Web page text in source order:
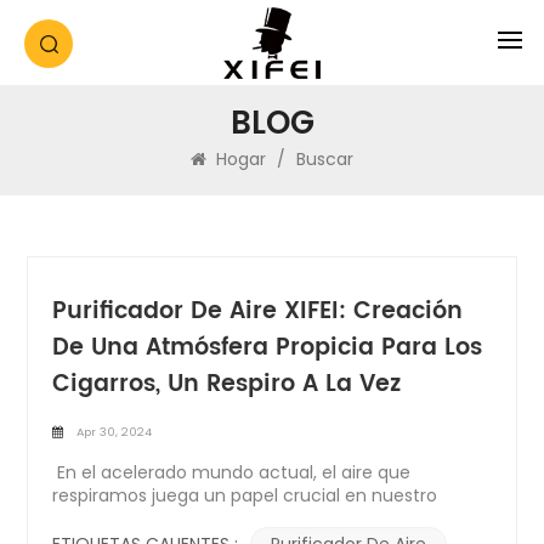
BLOG
Hogar / Buscar
Purificador De Aire XIFEI: Creación
De Una Atmósfera Propicia Para Los
Cigarros, Un Respiro A La Vez
Apr 30, 2024
En el acelerado mundo actual, el aire que
respiramos juega un papel crucial en nuestro